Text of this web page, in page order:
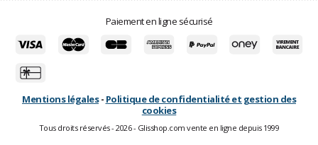
Paiement en ligne sécurisé
Mentions légales- Politique de confidentialité et gestion des
cookies
Tous droits réservés - 2026 - Glisshop.com vente en ligne depuis 1999